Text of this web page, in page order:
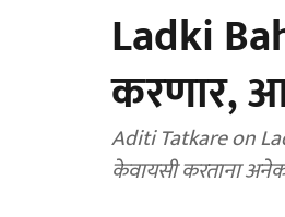
Ladki
करणार,
Aditi Tatkare on
केवायसी करताना